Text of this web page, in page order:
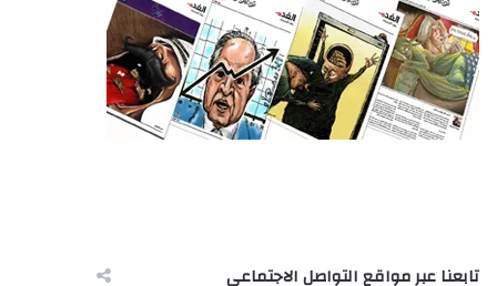
تابعنا عبر مواقع التواصل الاجتماعى